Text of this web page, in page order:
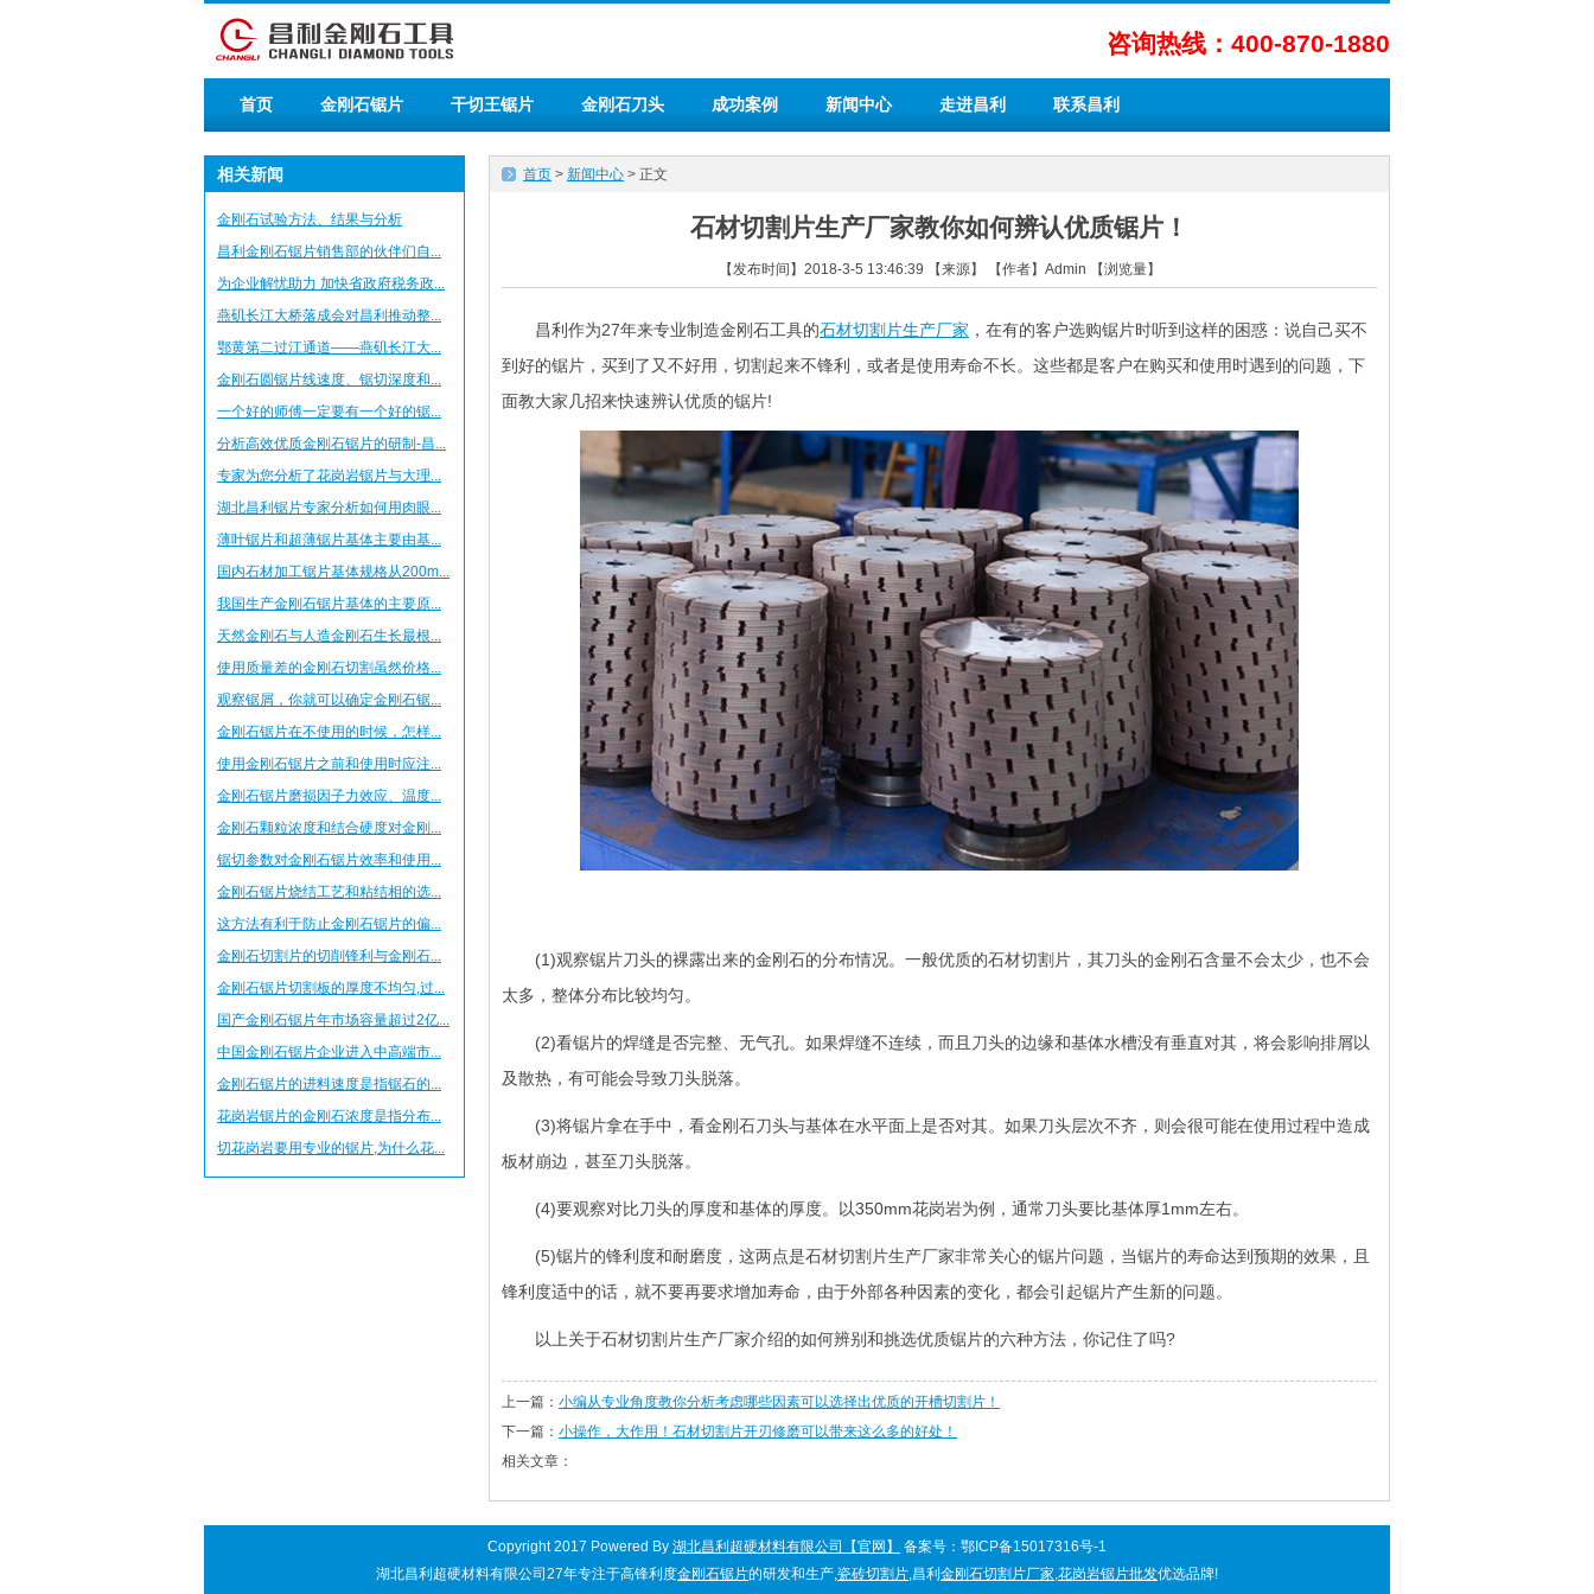
咨询热线：400-870-1880
首页 金刚石锯片 干切王锯片 金刚石刀头 成功案例 新闻中心 走进昌利 联系昌利
相关新闻
金刚石试验方法、结果与分析
昌利金刚石锯片销售部的伙伴们自...
为企业解忧助力 加快省政府税务政...
燕矶长江大桥落成会对昌利推动整...
鄂黄第二过江通道——燕矶长江大...
金刚石圆锯片线速度、锯切深度和...
一个好的师傅一定要有一个好的锯...
分析高效优质金刚石锯片的研制-昌...
专家为您分析了花岗岩锯片与大理...
湖北昌利锯片专家分析如何用肉眼...
薄叶锯片和超薄锯片基体主要由基...
国内石材加工锯片基体规格从200m...
我国生产金刚石锯片基体的主要原...
天然金刚石与人造金刚石生长最根...
使用质量差的金刚石切割虽然价格...
观察锯屑，你就可以确定金刚石锯...
金刚石锯片在不使用的时候，怎样...
使用金刚石锯片之前和使用时应注...
金刚石锯片磨损因子力效应、温度...
金刚石颗粒浓度和结合硬度对金刚...
锯切参数对金刚石锯片效率和使用...
金刚石锯片烧结工艺和粘结相的选...
这方法有利于防止金刚石锯片的偏...
金刚石切割片的切削锋利与金刚石...
金刚石锯片切割板的厚度不均匀,过...
国产金刚石锯片年市场容量超过2亿...
中国金刚石锯片企业进入中高端市...
金刚石锯片的进料速度是指锯石的...
花岗岩锯片的金刚石浓度是指分布...
切花岗岩要用专业的锯片,为什么花...
首页 > 新闻中心 > 正文
石材切割片生产厂家教你如何辨认优质锯片！
【发布时间】2018-3-5 13:46:39 【来源】 【作者】Admin 【浏览量】
昌利作为27年来专业制造金刚石工具的石材切割片生产厂家 ，在有的客户选购锯片时听到这样的困惑：说自己买不
到好的锯片，买到了又不好用，切割起来不锋利，或者是使用寿命不长。这些都是客户在购买和使用时遇到的问题，下
面教大家几招来快速辨认优质的锯片!
(1)观察锯片刀头的裸露出来的金刚石的分布情况。一般优质的石材切割片，其刀头的金刚石含量不会太少，也不会
太多，整体分布比较均匀。
(2)看锯片的焊缝是否完整、无气孔。如果焊缝不连续，而且刀头的边缘和基体水槽没有垂直对其，将会影响排屑以
及散热，有可能会导致刀头脱落。
(3)将锯片拿在手中，看金刚石刀头与基体在水平面上是否对其。如果刀头层次不齐，则会很可能在使用过程中造成
板材崩边，甚至刀头脱落。
(4)要观察对比刀头的厚度和基体的厚度。以350mm花岗岩为例，通常刀头要比基体厚1mm左右。
(5)锯片的锋利度和耐磨度，这两点是石材切割片生产厂家非常关心的锯片问题，当锯片的寿命达到预期的效果，且
锋利度适中的话，就不要再要求增加寿命，由于外部各种因素的变化，都会引起锯片产生新的问题。
以上关于石材切割片生产厂家介绍的如何辨别和挑选优质锯片的六种方法，你记住了吗?
上一篇： 小编从专业角度教你分析考虑哪些因素可以选择出优质的开槽切割片！
下一篇： 小操作，大作用！石材切割片开刃修磨可以带来这么多的好处！
相关文章：
Copyright 2017 Powered By 湖北昌利超硬材料有限公司【官网】
备案号：鄂ICP备15017316号-1
湖北昌利超硬材料有限公司27年专注于高锋利度金刚石锯片的研发和生产,瓷砖切割片,昌利 金刚石切割片厂家,花岗岩锯片批发优选品牌!